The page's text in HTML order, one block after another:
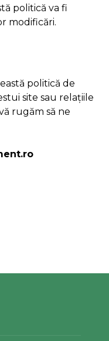
politică va fi
modificări.
politică de
site sau relațiile
rugăm să ne